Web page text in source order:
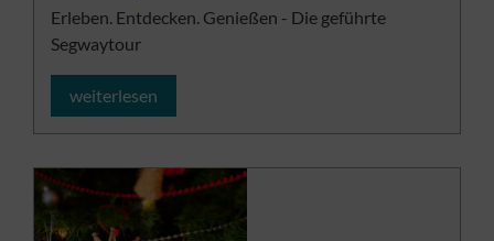
Erleben. Entdecken. Genießen - Die geführte
Segwaytour
weiterlesen